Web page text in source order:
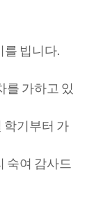
를 빕니다.
를 가하고 있
학기부터 가
숙여 감사드